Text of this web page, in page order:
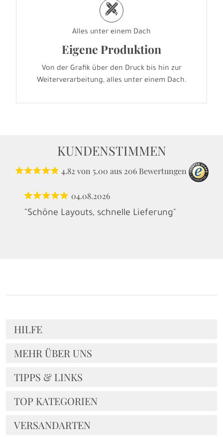
h
Alles unter einem Dach
Eigene Produktion
Von der Grafik über den Druck bis hin zur
Weiterverarbeitung, alles unter einem Dach.
KUNDENSTIMMEN
4.82 von 5.00 aus 206 Bewertungen
04.08.2026
"Schöne Layouts, schnelle Lieferung"
HILFE
MEHR ÜBER UNS
TIPPS & LINKS
TOP KATEGORIEN
VERSANDARTEN